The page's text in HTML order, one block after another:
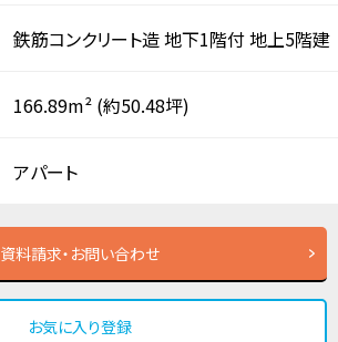
鉄筋コンクリート造地下1階付地上5階建
166.89m² (約50.48坪)
アパート
資料請求・お問い合わせ
お気に入り登録